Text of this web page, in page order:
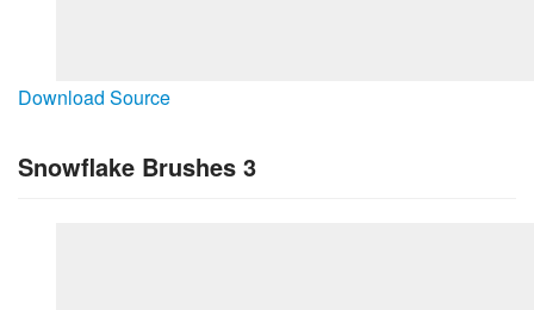
Download Source
Snowflake Brushes 3